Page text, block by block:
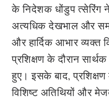
के निदेशक धोंडुप त्सेरिंग ने
अत्यधिक देखभाल और
और हार्दिक आभार
प्रशिक्षण के दौरान
हुए। इसके बाद,
विशिष्ट अतिथियों और